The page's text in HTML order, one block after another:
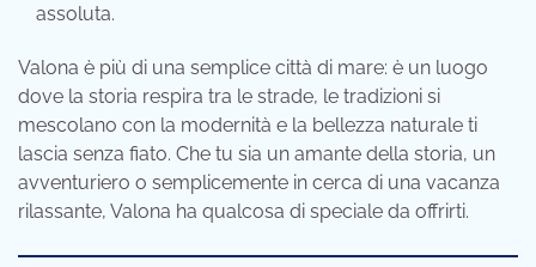
assoluta.
Valona è più di una semplice città di mare: è un luogo
dove la storia respira tra le strade, le tradizioni si
mescolano con la modernità e la bellezza naturale ti
lascia senza fiato. Che tu sia un amante della storia, un
avventuriero o semplicemente in cerca di una vacanza
rilassante, Valona ha qualcosa di speciale da offrirti.